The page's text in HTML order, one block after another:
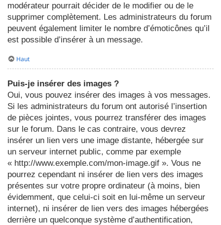
modérateur pourrait décider de le modifier ou de le
supprimer complètement. Les administrateurs du forum
peuvent également limiter le nombre d’émoticônes qu’il
est possible d’insérer à un message.
Haut
Puis-je insérer des images ?
Oui, vous pouvez insérer des images à vos messages.
Si les administrateurs du forum ont autorisé l’insertion
de pièces jointes, vous pourrez transférer des images
sur le forum. Dans le cas contraire, vous devrez
insérer un lien vers une image distante, hébergée sur
un serveur internet public, comme par exemple
« http://www.exemple.com/mon-image.gif ». Vous ne
pourrez cependant ni insérer de lien vers des images
présentes sur votre propre ordinateur (à moins, bien
évidemment, que celui-ci soit en lui-même un serveur
internet), ni insérer de lien vers des images hébergées
derrière un quelconque système d’authentification,